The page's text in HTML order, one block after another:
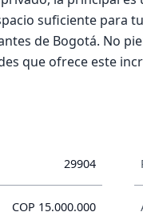
suficiente para
de Bogotá. No
que ofrece este
29904
COP 15.000.000